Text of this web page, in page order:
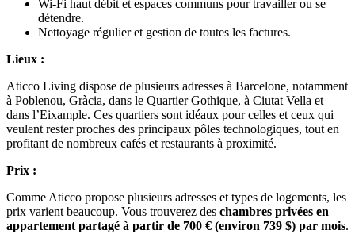
Wi-Fi haut débit et espaces communs pour travailler ou se
détendre.
Nettoyage régulier et gestion de toutes les factures.
Lieux :
Aticco Living dispose de plusieurs adresses à Barcelone, notamment
à Poblenou, Gràcia, dans le Quartier Gothique, à Ciutat Vella et
dans l’Eixample. Ces quartiers sont idéaux pour celles et ceux qui
veulent rester proches des principaux pôles technologiques, tout en
profitant de nombreux cafés et restaurants à proximité.
Prix :
Comme Aticco propose plusieurs adresses et types de logements, les
prix varient beaucoup. Vous trouverez des chambres privées en
appartement partagé à partir de 700 € (environ 739 $) par mois.